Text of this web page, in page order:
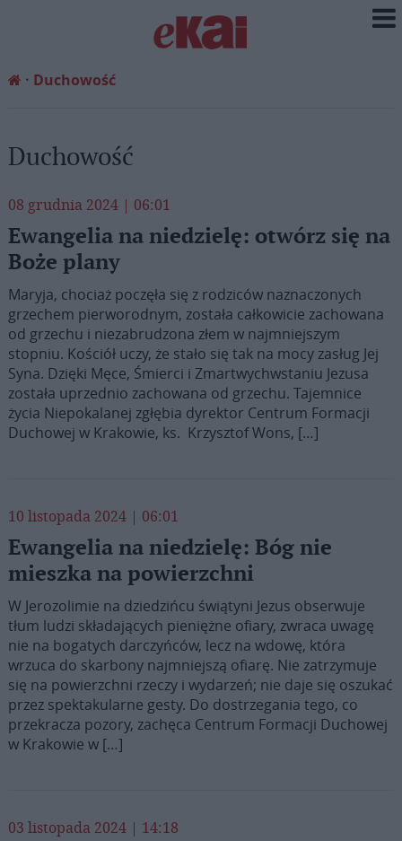
Duchowość
Duchowość
08 grudnia 2024 | 06:01
Ewangelia na niedzielę: otwórz się na
Boże plany
Maryja, chociaż poczęła się z rodziców naznaczonych
grzechem pierworodnym, została całkowicie zachowana
od grzechu i niezabrudzona złem w najmniejszym
stopniu. Kościół uczy, że stało się tak na mocy zasług Jej
Syna. Dzięki Męce, Śmierci i Zmartwychwstaniu Jezusa
została uprzednio zachowana od grzechu. Tajemnice
życia Niepokalanej zgłębia dyrektor Centrum Formacji
Duchowej w Krakowie, ks. Krzysztof Wons, […]
10 listopada 2024 | 06:01
Ewangelia na niedzielę: Bóg nie
mieszka na powierzchni
W Jerozolimie na dziedzińcu świątyni Jezus obserwuje
tłum ludzi składających pieniężne ofiary, zwraca uwagę
nie na bogatych darczyńców, lecz na wdowę, która
wrzuca do skarbony najmniejszą ofiarę. Nie zatrzymuje
się na powierzchni rzeczy i wydarzeń; nie daje się oszukać
przez spektakularne gesty. Do dostrzegania tego, co
przekracza pozory, zachęca Centrum Formacji Duchowej
w Krakowie w […]
03 listopada 2024 | 14:18